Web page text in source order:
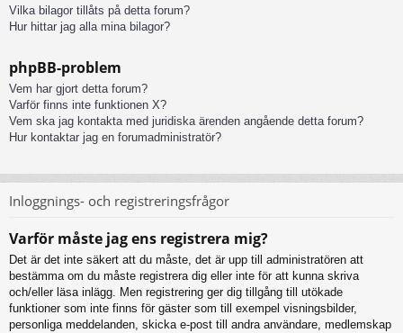
Vilka bilagor tillåts på detta forum?
Hur hittar jag alla mina bilagor?
phpBB-problem
Vem har gjort detta forum?
Varför finns inte funktionen X?
Vem ska jag kontakta med juridiska ärenden angående detta forum?
Hur kontaktar jag en forumadministratör?
Inloggnings- och registreringsfrågor
Varför måste jag ens registrera mig?
Det är det inte säkert att du måste, det är upp till administratören att
bestämma om du måste registrera dig eller inte för att kunna skriva
och/eller läsa inlägg. Men registrering ger dig tillgång till utökade
funktioner som inte finns för gäster som till exempel visningsbilder,
personliga meddelanden, skicka e-post till andra användare, medlemskap